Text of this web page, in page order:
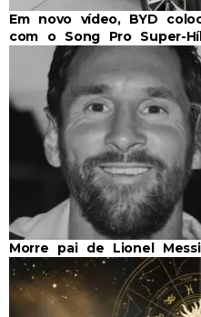
Em novo vídeo, BYD
com o Song Pro Super-
Morre pai de Lionel